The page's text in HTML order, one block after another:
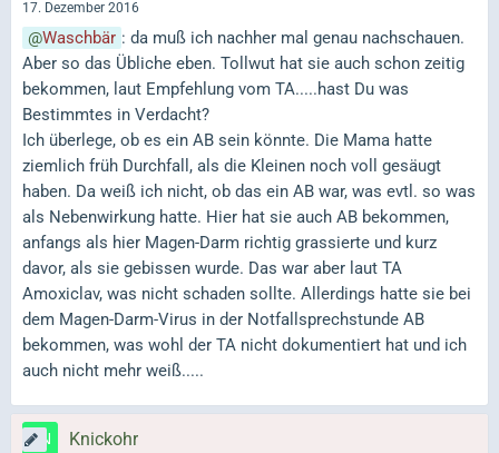
17. Dezember 2016
Waschbär : da muß ich nachher mal genau nachschauen.
Aber so das Übliche eben. Tollwut hat sie auch schon zeitig
bekommen, laut Empfehlung vom TA.....hast Du was
Bestimmtes in Verdacht?
Ich überlege, ob es ein AB sein könnte. Die Mama hatte
ziemlich früh Durchfall, als die Kleinen noch voll gesäugt
haben. Da weiß ich nicht, ob das ein AB war, was evtl. so was
als Nebenwirkung hatte. Hier hat sie auch AB bekommen,
anfangs als hier Magen-Darm richtig grassierte und kurz
davor, als sie gebissen wurde. Das war aber laut TA
Amoxiclav, was nicht schaden sollte. Allerdings hatte sie bei
dem Magen-Darm-Virus in der Notfallsprechstunde AB
bekommen, was wohl der TA nicht dokumentiert hat und ich
auch nicht mehr weiß.....
Knickohr